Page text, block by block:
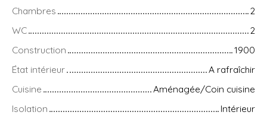
Chambres
2
WC
2
Construction
1900
État intérieur
A rafraîchir
Cuisine
Aménagée/Coin cuisine
Isolation
Intérieur